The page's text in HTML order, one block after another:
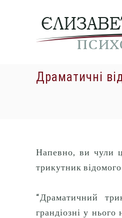
психотерапевт,
коуч
психологічні
послуги,
Практикуючий
психолог,
Єлизавета
Драматичні
Напевно, ви чули
трикутник
“Драматичний
грандіозні у нього